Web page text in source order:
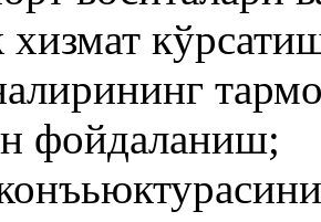
хизмат
фойдаланиш;